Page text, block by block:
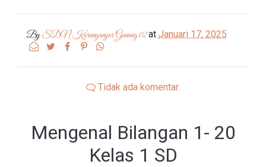
BySDN Karanganyar Gunung 02at Januari 17, 2025
Tidak ada komentar.
Mengenal Bilangan 1- 20
Kelas 1 SD